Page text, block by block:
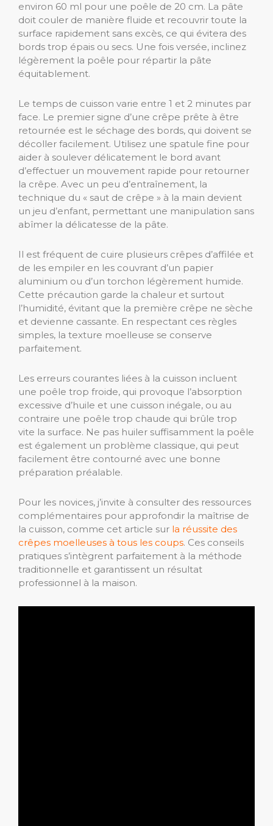
environ 60 ml pour une poêle de 20 cm. La pâte
doit couler de manière fluide et recouvrir toute la
surface rapidement sans excès, ce qui évitera des
bords trop épais ou secs. Une fois versée, inclinez
légèrement la poêle pour répartir la pâte
équitablement.
Le temps de cuisson varie entre 1 et 2 minutes par
face. Le premier signe d’une crêpe prête à être
retournée est le séchage des bords, qui doivent se
décoller facilement. Utilisez une spatule fine pour
aider à soulever délicatement le bord avant
d’effectuer un mouvement rapide pour retourner
la crêpe. Avec un peu d’entraînement, la
technique du « saut de crêpe » à la main devient
un jeu d’enfant, permettant une manipulation sans
abîmer la délicatesse de la pâte.
Il est fréquent de cuire plusieurs crêpes d’affilée et
de les empiler en les couvrant d’un papier
aluminium ou d’un torchon légèrement humide.
Cette précaution garde la chaleur et surtout
l’humidité, évitant que la première crêpe ne sèche
et devienne cassante. En respectant ces règles
simples, la texture moelleuse se conserve
parfaitement.
Les erreurs courantes liées à la cuisson incluent
une poêle trop froide, qui provoque l’absorption
excessive d’huile et une cuisson inégale, ou au
contraire une poêle trop chaude qui brûle trop
vite la surface. Ne pas huiler suffisamment la poêle
est également un problème classique, qui peut
facilement être contourné avec une bonne
préparation préalable.
Pour les novices, j’invite à consulter des ressources
complémentaires pour approfondir la maîtrise de
la cuisson, comme cet article sur la réussite des
crêpes moelleuses à tous les coups. Ces conseils
pratiques s’intègrent parfaitement à la méthode
traditionnelle et garantissent un résultat
professionnel à la maison.